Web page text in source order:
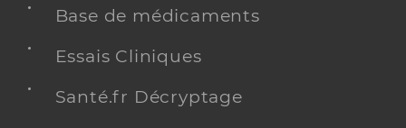
Base de médicaments
Essais Cliniques
Santé.fr Décryptage